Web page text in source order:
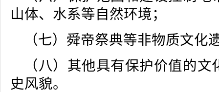
山体、水系等自然环境；
（七）舜帝祭典等非物质文化
（八）其他具有保护价值的
史风貌。